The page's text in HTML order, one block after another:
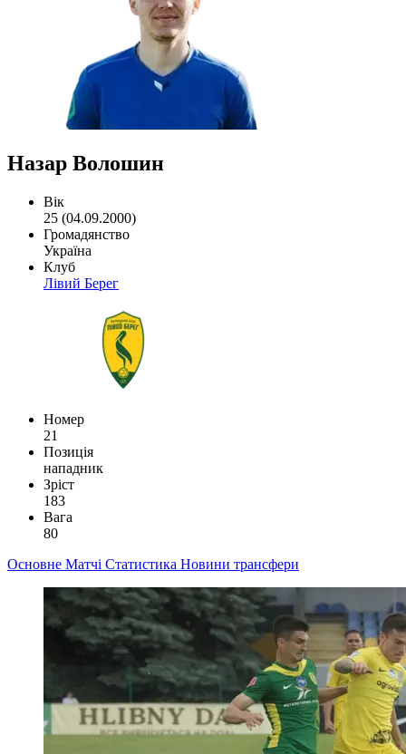
Назар Волошин
Вік
25 (04.09.2000)
Громадянство
Україна
Клуб
Лівий Берег
Номер
21
Позиція
нападник
Зріст
183
Вага
80
Основне Матчі Статистика Новини трансфери